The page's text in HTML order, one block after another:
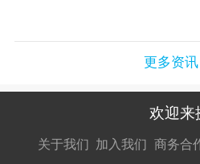
更多资讯
欢迎来
关于我们 加入我们
接扔简历
商务合
接开聊